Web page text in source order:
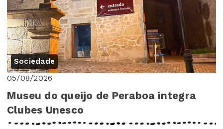
Sociedade
05/08/2026
Museu do queijo de Peraboa integra
Clubes Unesco